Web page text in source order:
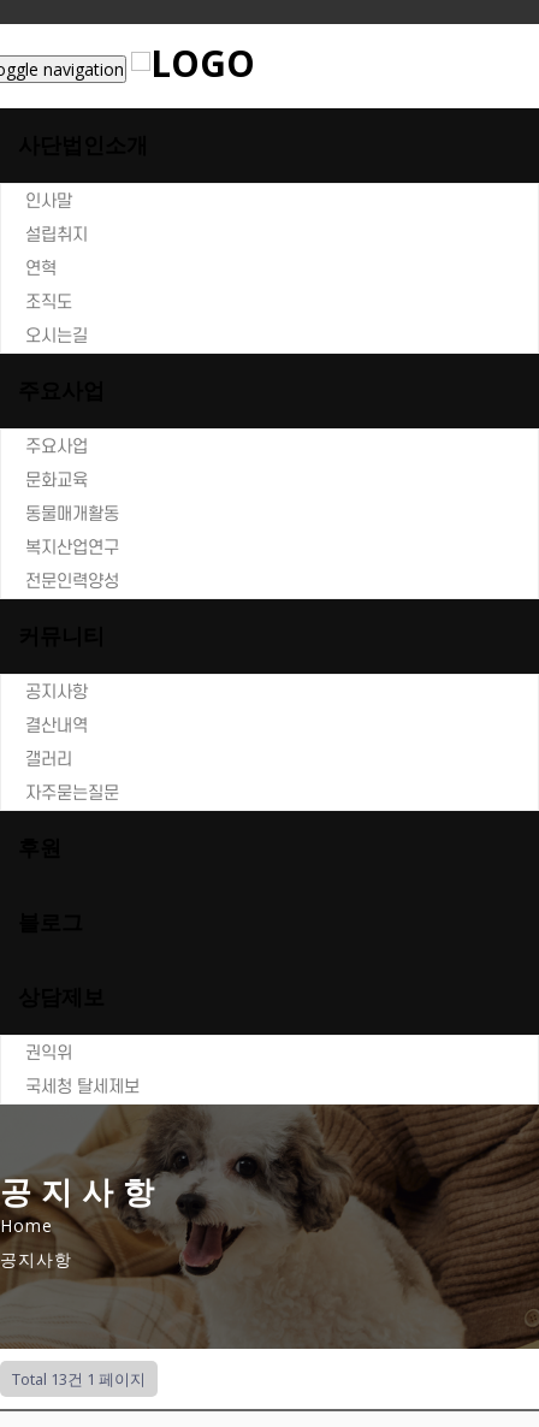
navigation
인사말
설립취지
연혁
조직도
오시는길
주요사업
문화교육
동물매개활동
복지산업연구
전문인력양성
공지사항
결산내역
갤러리
자주묻는질문
권익위
국세청 탈세제보
공지사항
Home
공지사항
Total 13건 1 페이지